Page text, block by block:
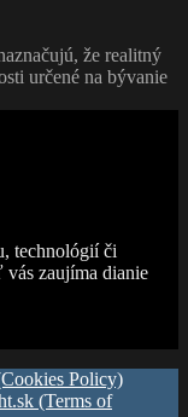
že realitný
určené na bývanie
technológií či
zaujíma dianie
Policy)
(Terms of